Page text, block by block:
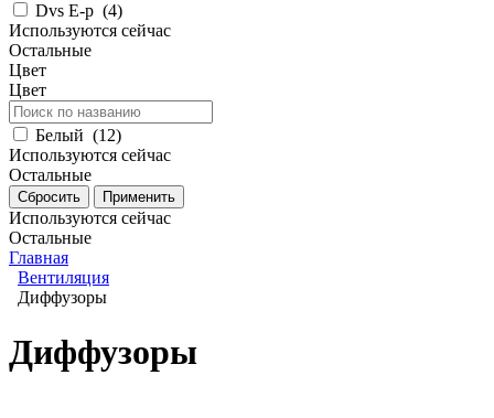
Dvs E-p (4)
Используются сейчас
Остальные
Цвет
Цвет
Белый (12)
Используются сейчас
Остальные
Используются сейчас
Остальные
Главная
Вентиляция
Диффузоры
Диффузоры